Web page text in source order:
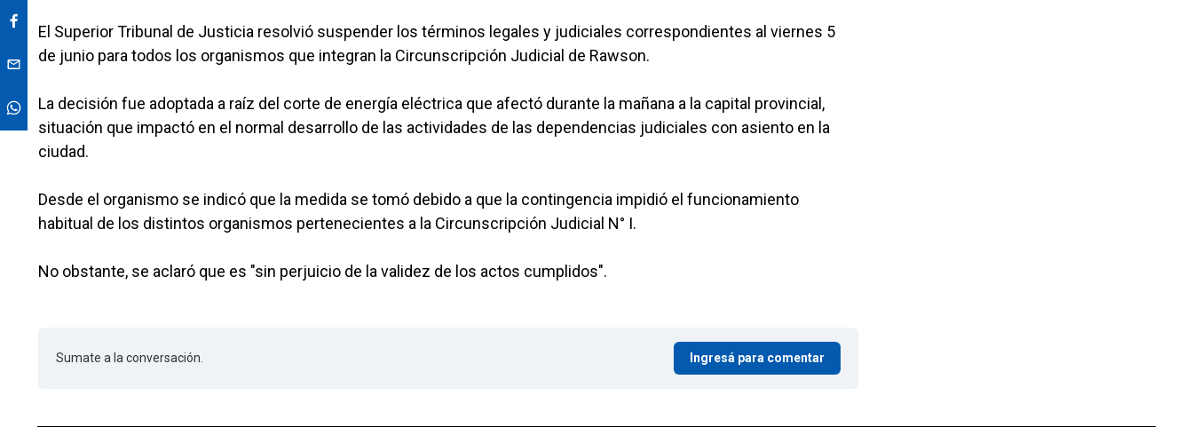
El Superior Tribunal de Justicia resolvió suspender los términos legales y judiciales correspondientes al viernes 5
de junio para todos los organismos que integran la Circunscripción Judicial de Rawson.
La decisión fue adoptada a raíz del corte de energía eléctrica que afectó durante la mañana a la capital provincial,
situación que impactó en el normal desarrollo de las actividades de las dependencias judiciales con asiento en la
ciudad.
Desde el organismo se indicó que la medida se tomó debido a que la contingencia impidió el funcionamiento
habitual de los distintos organismos pertenecientes a la Circunscripción Judicial N° I.
No obstante, se aclaró que es "sin perjuicio de la validez de los actos cumplidos".
Sumate a la conversación. Ingresá para comentar